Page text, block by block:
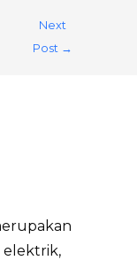
Next
Post →
elektrik,